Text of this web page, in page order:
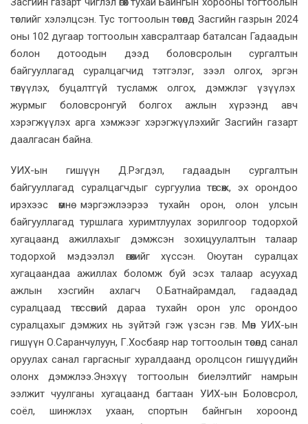
төслийг хэлэлцсэн. Тус тогтоолын төсөлд Засгийн газрын 2024
оны 102 дугаар тогтоолын хавсралтаар баталсан Гадаадын
болон дотоодын дээд боловсролын сургалтын
байгууллагад суралцагчид тэтгэлэг, зээл олгох, эргэн
төлүүлэх, буцалтгүй тусламж олгох, дэмжлэг үзүүлэх
журмыг боловсронгуй болгох ажлын хүрээнд авч
хэрэгжүүлэх арга хэмжээг хэрэгжүүлэхийг Засгийн газарт
даалгасан байна.
УИХ-ын гишүүн Д.Рэгдэл, гадаадын сургалтын
байгууллагад суралцагчдыг сургуулиа төгсөж, эх орондоо
ирэхээс өмнө мэргэжлээрээ тухайн орон, олон улсын
байгууллагад туршлага хуримтлуулах зорилгоор тодорхой
хугацаанд ажиллахыг дэмжсэн зохицуулалтын талаар
тодорхой мэдээлэл өгөхийг хүссэн. Оюутан суралцах
хугацаандаа ажиллах боломж буй эсэх талаар асуухад
ажлын хэсгийн ахлагч О.Батнайрамдал, гадаадад
суралцаад төгссөний дараа тухайн орон улс орондоо
суралцахыг дэмжих нь зүйтэй гэж үзсэн гэв. Мөн УИХ-ын
гишүүн О.Саранчулуун, Г.Хосбаяр нар тогтоолын төсөлд санал
оруулах санал гаргасныг хуралдаанд оролцсон гишүүдийн
олонх дэмжлээ.Энэхүү тогтоолын биелэлтийг намрын
ээлжит чуулганы хугацаанд багтаан УИХ-ын Боловсрол,
соёл, шинжлэх ухаан, спортын байнгын хороонд